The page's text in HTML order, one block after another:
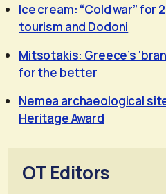
Ice cream: “Cold war” for
tourism and Dodoni
Mitsotakis: Greece’s
for the better
Nemea archaeological
Heritage Award
OT Editors